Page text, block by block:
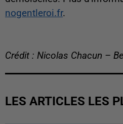
nogentleroi.fr.
Crédit : Nicolas Chacun –
LES ARTICLES LES